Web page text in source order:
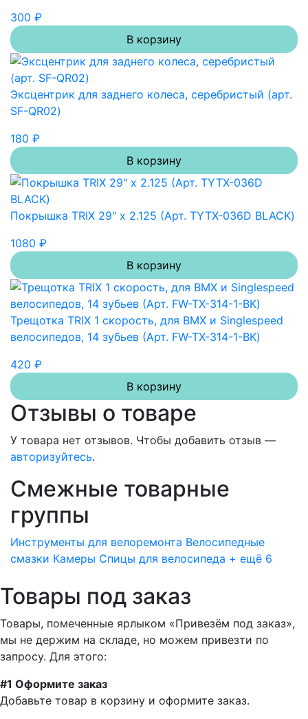
300 ₽
В корзину
Эксцентрик для заднего колеса, серебристый (арт.
SF-QR02)
180 ₽
В корзину
Покрышка TRIX 29" х 2.125 (Арт. TYTX-036D BLACK)
1080 ₽
В корзину
Трещотка TRIX 1 скорость, для BMX и Singlespeed
велосипедов, 14 зубьев (Арт. FW-TX-314-1-BK)
420 ₽
В корзину
Отзывы о товаре
У товара нет отзывов. Чтобы добавить отзыв —
авторизуйтесь.
Смежные товарные
группы
Инструменты для велоремонта Велосипедные
смазки Камеры Спицы для велосипеда + ещё 6
Товары под заказ
Товары, помеченные ярлыком «Привезём под заказ»,
мы не держим на складе, но можем привезти по
запросу. Для этого:
#1 Оформите заказ
Добавьте товар в корзину и оформите заказ.